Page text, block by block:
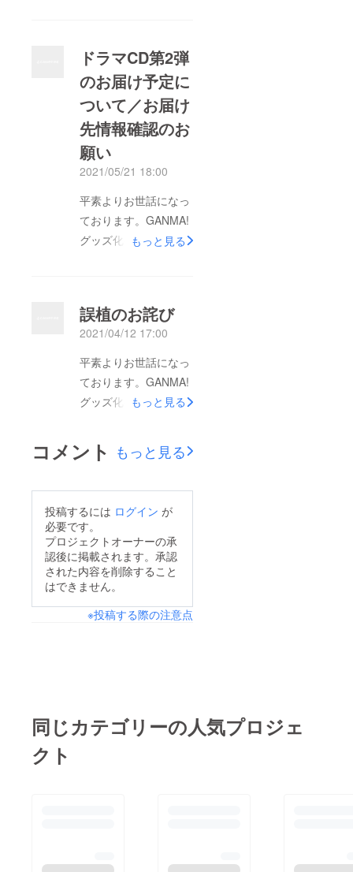
たせいたしました！ド
ラマCD第2弾の発送が
完了いたしました！明
日以降ポスト投函にて
お届け予定ですので、
お受取りのご準備をお
願いいたします。尚、
6/15(火)段階で未着で
あったり、不備がござ
いましたら下記メール
局：cf-
support@comicsmart.
co.jp※受付期限：2021
年12月末まで重ねてに
なりますが、この度の
うございました！今後
をどうぞよろしくお願
いいたします。
ドラマCD第2弾
のお届け予定に
ついて／お届け
先情報確認のお
願い
2021/05/21 18:00
平素よりお世話になっ
ております。GANMA!
グッズ化事務局でござ
のお届けにつきまし
て、制作の最終確認な
どにお時間をいただい
ております。そのため
お届け予定を5月発送
ます。当初の予定より
なり大変恐れ入ります
が、今しばらくお待ち
いただけますと幸いで
す。▼お届け先住所ご
確認のお願い（5/31
〆）発送に際しまし
て、ご住所情報のご確
いや建物情報の不足な
もっと見る
誤植のお詫び
2021/04/12 17:00
平素よりお世話になっ
ております。GANMA!
グッズ化事務局でござ
†BLood』書籍におき
まして誤植がございま
『夏休みだよ！お泊り
編』4ページ3コマ目
「泡拭いて」は「泡吹
いて」の誤りです。読
薫先生にご迷惑おかけ
の不備がございました
場合こちらの活動報告
もっと見る
コメント もっと見る
投稿するには ログイン が
必要です。
プロジェクトオーナーの承
認後に掲載されます。承認
された内容を削除すること
はできません。
※投稿する際の注意点
同じカテゴリーの人気プロジェ
クト